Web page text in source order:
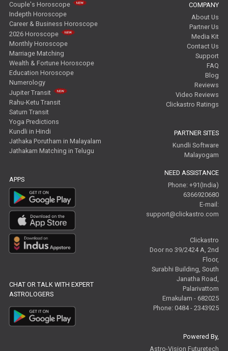
Couple's Horoscope
Indepth Horoscope
Career & Business Horoscope
2026 Horoscope
Monthly Horoscope
Marriage Matching
Wealth & Fortune Horoscope
Education Horoscope
Numerology
Jupiter Transit
Rahu-Ketu Transit
Saturn Transit
Yoga Predictions
Kundli in Hindi
Jathaka Porutham in Malayalam
Jathakam Matching in Telugu
APPS
CHAT OR TALK WITH EXPERT
ASTROLOGERS
COMPANY
About Us
Partner Us
Media Kit
Contact Us
Support
FAQ
Blog
Reviews
Video Reviews
Clickastro Ratings
PARTNER SITES
Kundli Software
Malayogam
NEED ASSISTANCE
Phone: +91(India)
6366920680
E-mail:
support@clickastro.com
Clickastro
Door no 39/2424 A, 2nd
Floor,
Surabhi Building, South
Janatha Road,
Palarivattom
Ernakulam - 682025
Phone: 0484 - 2343925
Powered By,
Astro-Vision Futuretech